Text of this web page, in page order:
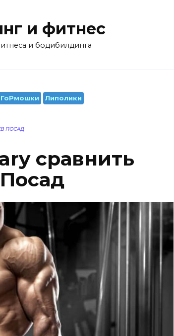
и фитнес
и бодибилдинга
ГоРмошки Липолики
ПОСАД
сравнить